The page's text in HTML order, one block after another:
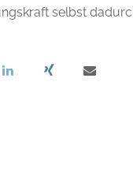
selbst